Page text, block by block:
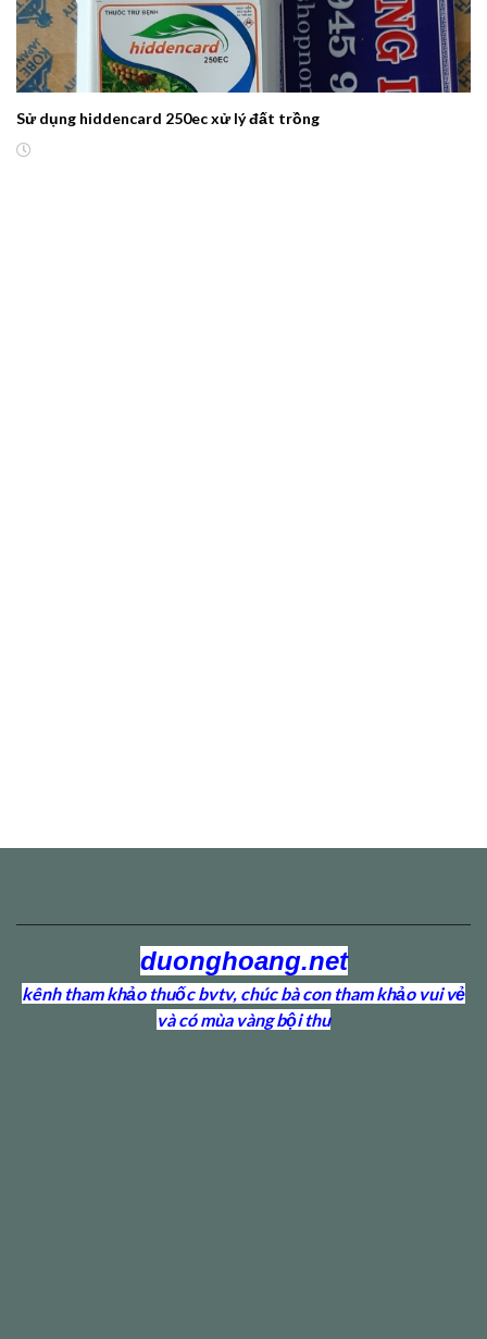
Sử dụng hiddencard 250ec xử lý đất trồng
duonghoang.net
kênh tham khảo thuốc bvtv, chúc bà con tham khảo vui vẻ
và có mùa vàng bội thu